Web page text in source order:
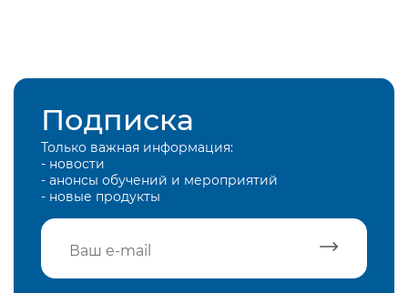
Подписка
Только важная информация:
- новости
- анонсы обучений и мероприятий
- новые продукты